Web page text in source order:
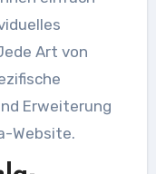
Art von
Erweiterung
Website.